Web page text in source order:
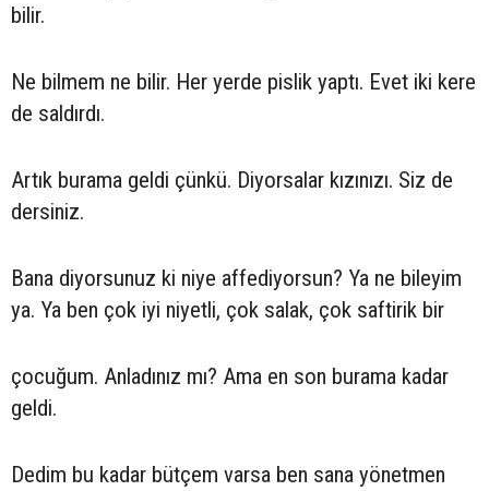
bilir.
Ne bilmem ne bilir. Her yerde pislik yaptı. Evet iki kere
de saldırdı.
Artık burama geldi çünkü. Diyorsalar kızınızı. Siz de
dersiniz.
Bana diyorsunuz ki niye affediyorsun? Ya ne bileyim
ya. Ya ben çok iyi niyetli, çok salak, çok saftirik bir
çocuğum. Anladınız mı? Ama en son burama kadar
geldi.
Dedim bu kadar bütçem varsa ben sana yönetmen